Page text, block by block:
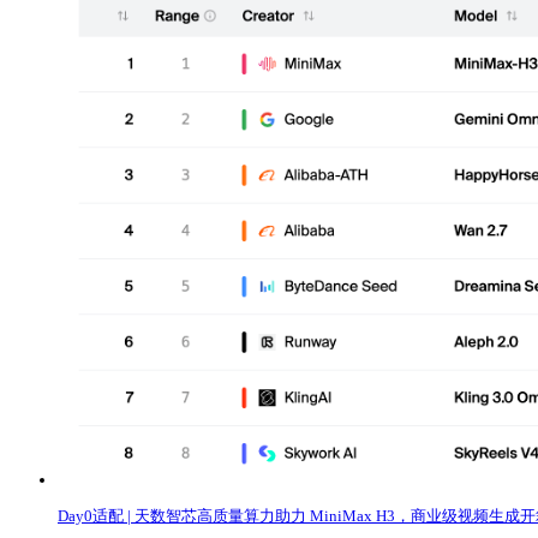
Day0适配 | 天数智芯高质量算力助力 MiniMax H3，商业级视频生成